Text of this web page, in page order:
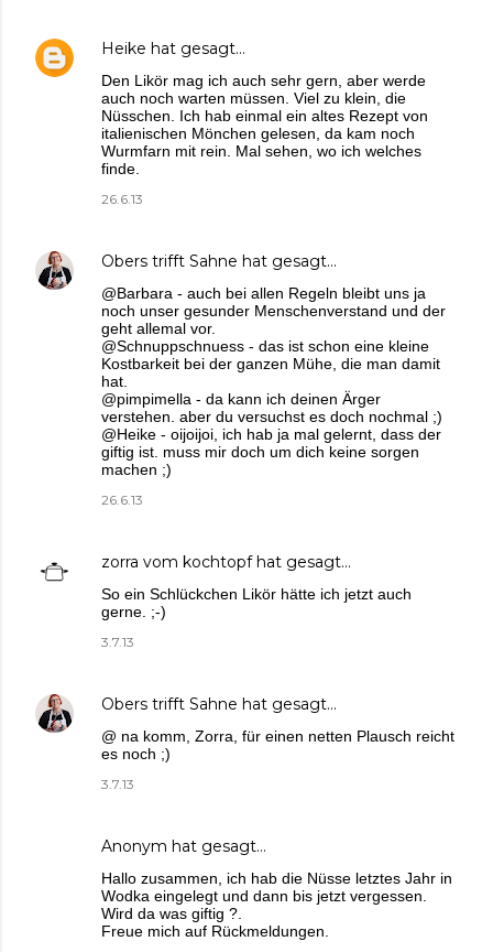
Heike hat gesagt…
Den Likör mag ich auch sehr gern, aber werde
auch noch warten müssen. Viel zu klein, die
Nüsschen. Ich hab einmal ein altes Rezept von
italienischen Mönchen gelesen, da kam noch
Wurmfarn mit rein. Mal sehen, wo ich welches
finde.
26.6.13
Obers trifft Sahne hat gesagt…
@Barbara - auch bei allen Regeln bleibt uns ja
noch unser gesunder Menschenverstand und der
geht allemal vor.
@Schnuppschnuess - das ist schon eine kleine
Kostbarkeit bei der ganzen Mühe, die man damit
hat.
@pimpimella - da kann ich deinen Ärger
verstehen. aber du versuchst es doch nochmal ;)
@Heike - oijoijoi, ich hab ja mal gelernt, dass der
giftig ist. muss mir doch um dich keine sorgen
machen ;)
26.6.13
zorra vom kochtopfhat gesagt…
So ein Schlückchen Likör hätte ich jetzt auch
gerne. ;-)
3.7.13
Obers trifft Sahne hat gesagt…
@ na komm, Zorra, für einen netten Plausch reicht
es noch ;)
3.7.13
Anonym hat gesagt…
Hallo zusammen, ich hab die Nüsse letztes Jahr in
Wodka eingelegt und dann bis jetzt vergessen.
Wird da was giftig ?.
Freue mich auf Rückmeldungen.